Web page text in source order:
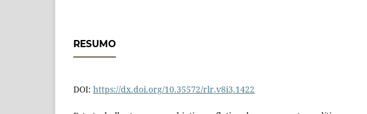
RESUMO
DOI: https://dx.doi.org/10.35572/rlr.v8i3.1422